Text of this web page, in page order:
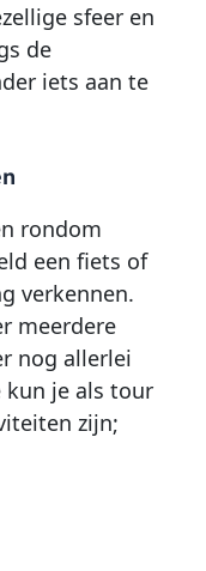
sfeer en
de
iets aan te
rondom
een fiets of
verkennen.
meerdere
nog allerlei
kun je als tour
zijn;